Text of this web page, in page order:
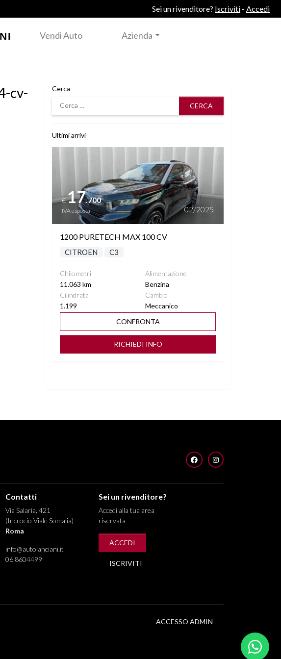
Sei un rivenditore? Iscriviti - Accedi
Vendi Auto Azienda
cv-
Cerca
Cerca
Ultimi arrivi
Vedi dettagli
€17.700
IVA esposta 02/2025
1200 PURETECH MAX 100 CV
CITROEN C3
Chilometri
11.063 km
Alimentazione
Benzina
Cilindrata
1.199
Cambio
Meccanico
CONFRONTA
RICHIEDI INFO
FACEBOOKINSTAGRAM
Contatti
Via Salaria, 421
(Incrocio Viale Somalia)
Roma
info@autolanciani.it
06 8604499
Sei un rivenditore?
Accedi alla tua area
riservata
ACCEDI
ISCRIVITI
ACCESSO ADMIN